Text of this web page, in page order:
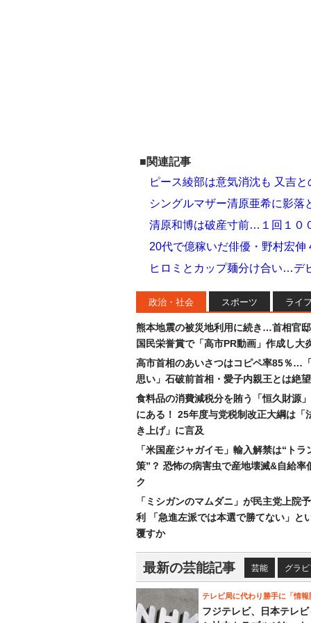
■関連記事
ピース綾部は意気消沈も 又吉
シングルマザー清原亜希に影落
清原和博は破産寸前…１回１０
20代で億稼いだ俳優・野村宏
ヒロミとカップ麺分け合い…デ
政治・社会 スポーツ ライ
熊本地震の被災地利用に続き…首相官
国民栄誉賞で「高市PR動画」作成し大
高市首相のあいさつはコピペ率85％…
思い」石破前首相・愛子内親王とは絶
食料品の消費減税分を賄う「恒久財源
にある！ 25年度与党税制改正大綱は「
き上げ」に言及
「米国産ジャガイモ」輸入解禁は“トラ
策”？ 恐怖の病害虫で産地壊滅&自給率
ク
「ミシガンのマムダニ」が民主党上院
利 「急進左派では本選で勝てない」と
覆すか
最新の芸能記事 芸能 グラ
テレビ局に代わり勝手に「情報
フジテレビ、日本テレ